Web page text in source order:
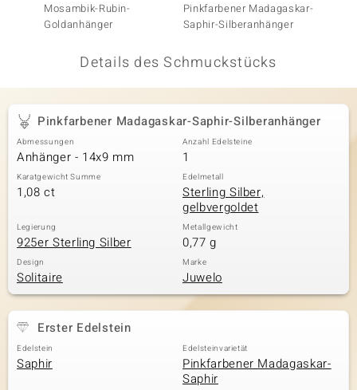
Mosambik-Rubin-
Goldanhänger
Pinkfarbener Madagaskar-
Saphir-Silberanhänger
Details des Schmuckstücks
Pinkfarbener Madagaskar-Saphir-Silberanhänger
Abmessungen
Anhänger - 14x9 mm
Anzahl Edelsteine
1
Karatgewicht Summe
1,08 ct
Edelmetall
Sterling Silber,
gelbvergoldet
Legierung
925er Sterling Silber
Metallgewicht
0,77 g
Design
Solitaire
Marke
Juwelo
Erster Edelstein
Edelstein
Saphir
Edelsteinvarietät
Pinkfarbener Madagaskar-
Saphir